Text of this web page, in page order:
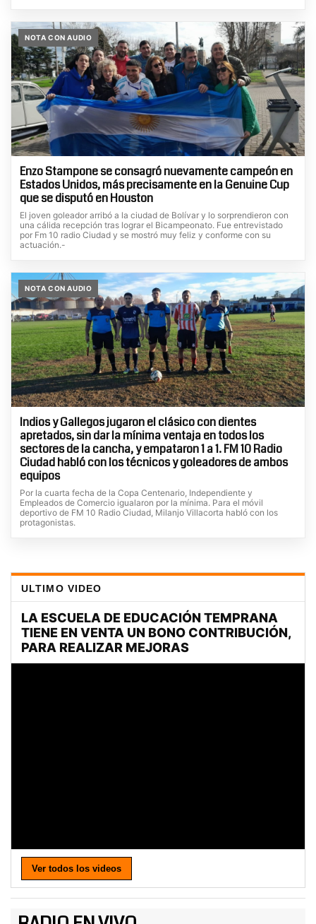
NOTA CON AUDIO
Enzo Stampone se consagró nuevamente campeón en
Estados Unidos, más precisamente en la Genuine Cup
que se disputó en Houston
El joven goleador arribó a la ciudad de Bolívar y lo sorprendieron con
una cálida recepción tras lograr el Bicampeonato. Fue entrevistado
por Fm 10 radio Ciudad y se mostró muy feliz y conforme con su
actuación.-
NOTA CON AUDIO
Indios y Gallegos jugaron el clásico con dientes
apretados, sin dar la mínima ventaja en todos los
sectores de la cancha, y empataron 1 a 1. FM 10 Radio
Ciudad habló con los técnicos y goleadores de ambos
equipos
Por la cuarta fecha de la Copa Centenario, Independiente y
Empleados de Comercio igualaron por la mínima. Para el móvil
deportivo de FM 10 Radio Ciudad, Milanjo Villacorta habló con los
protagonistas.
ULTIMO VIDEO
Ver todos los videos